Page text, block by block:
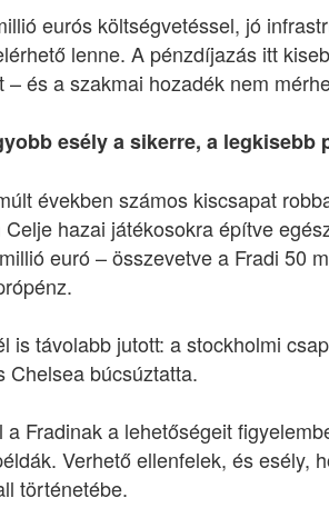
eurós költségvetéssel, jó
lenne. A pénzdíjazás itt
és a szakmai hozadék nem
esély a sikerre, a legkisebb
években számos kiscsapat
hazai játékosokra építve
euró – összevetve a Fradi 50
is távolabb jutott: a stockholmi
Chelsea búcsúztatta.
Fradinak a lehetőségeit
Verhető ellenfelek, és esély,
történetébe.